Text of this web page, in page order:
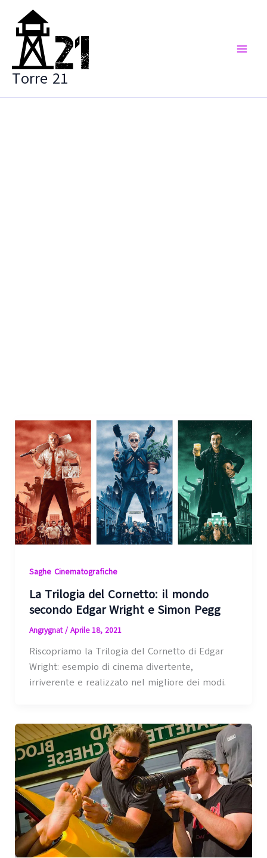
contenuto
Torre 21
Saghe Cinematografiche
La Trilogia del Cornetto: il mondo
secondo Edgar Wright e Simon Pegg
Angrygnat/ Aprile 18, 2021
Riscopriamo la Trilogia del Cornetto di Edgar
Wright: esempio di cinema divertente,
irriverente e realizzato nel migliore dei modi.